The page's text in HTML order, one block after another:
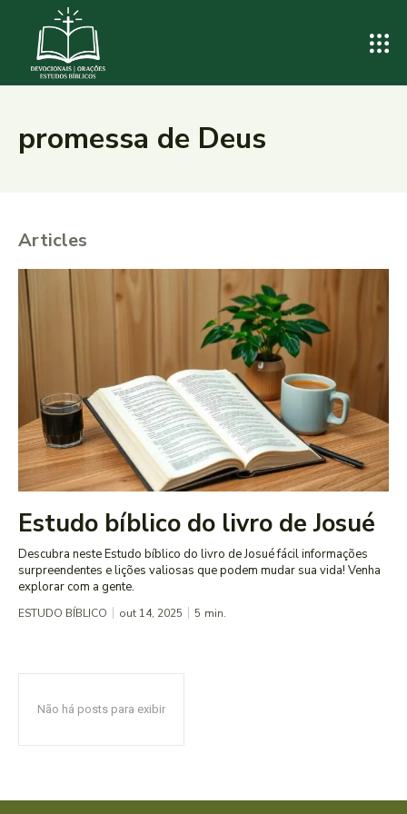
promessa de Deus
Articles
Estudo bíblico do livro de Josué
Descubra neste Estudo bíblico do livro de Josué fácil informações
surpreendentes e lições valiosas que podem mudar sua vida! Venha
explorar com a gente.
ESTUDO BÍBLICO out 14, 2025 5 min.
Não há posts para exibir